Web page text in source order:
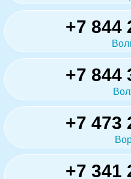
+7 844
+7 844
+7 473
+7 341